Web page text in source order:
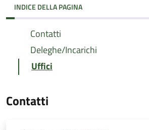
INDICE DELLA PAGINA
Contatti
Deleghe/Incarichi
Uffici
Contatti